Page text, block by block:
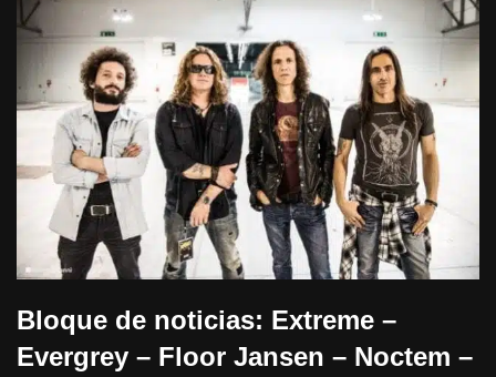
Bloque de noticias: Extreme –
Evergrey – Floor Jansen – Noctem –